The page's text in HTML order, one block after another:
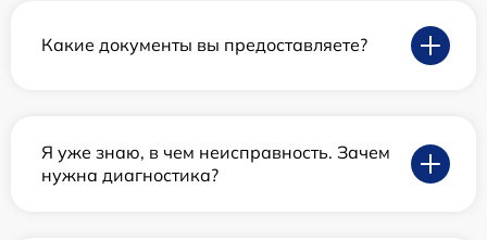
Какие документы вы предоставляете?
Я уже знаю, в чем неисправность. Зачем
нужна диагностика?